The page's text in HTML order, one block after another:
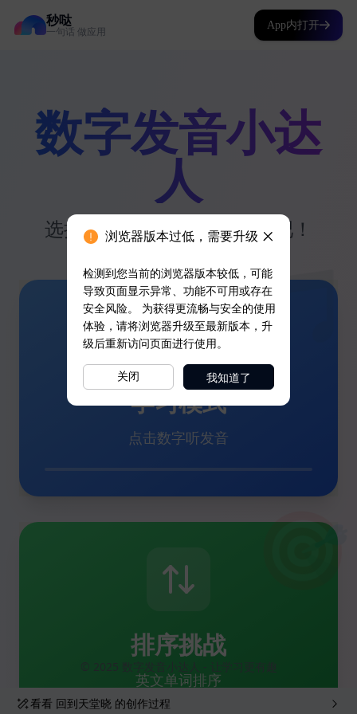
秒哒
一句话 做应用
App内打开
看看 回到天堂晓 的创作过程
浏览器版本过低，需要升级
检测到您当前的浏览器版本较低，可能
导致页面显示异常、功能不可用或存在
安全风险。 为获得更流畅与安全的使用
体验，请将浏览器升级至最新版本，升
级后重新访问页面进行使用。
关闭 我知道了